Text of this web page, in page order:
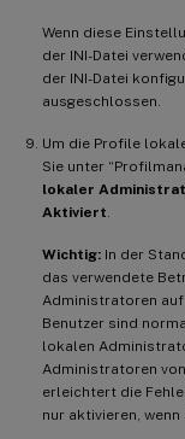
Wenn diese
der INI-Datei
der INI-Datei
ausgeschlossen.
Um die Profile
Sie unter
lokaler
Aktiviert
Wichtig: In der
das verwendete
Administratoren
Benutzer sind
lokalen
Administratoren
erleichtert die
nur aktivieren,